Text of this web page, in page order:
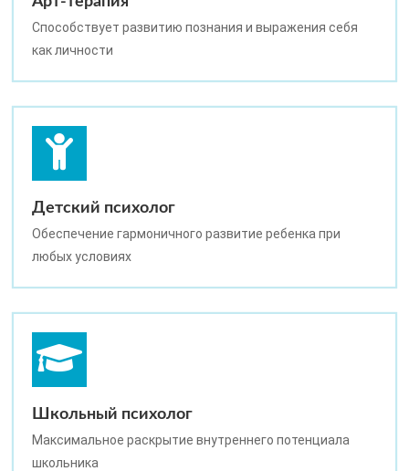
Способствует развитию познания и выражения себя
как личности
Детский психолог
Обеспечение гармоничного развитие ребенка при
любых условиях
Школьный психолог
Максимальное раскрытие внутреннего потенциала
школьника